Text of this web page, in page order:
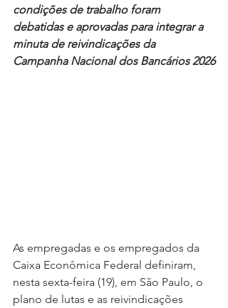
condições de trabalho foram
debatidas e aprovadas para integrar a
minuta de reivindicações da
Campanha Nacional dos Bancários 2026
As empregadas e os empregados da
Caixa Econômica Federal definiram,
nesta sexta-feira (19), em São Paulo, o
plano de lutas e as reivindicações